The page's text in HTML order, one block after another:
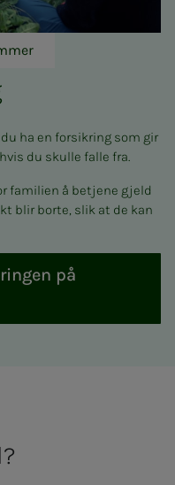
ha en forsikring som gir
du skulle falle fra.
familien å betjene gjeld
blir borte, slik at de kan
på